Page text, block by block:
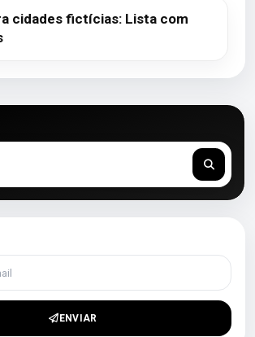
cidades fictícias: Lista com
ENVIAR